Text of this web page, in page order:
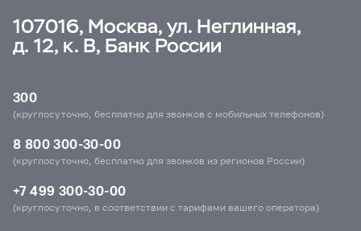
107016, Москва, ул. Неглинная,
д. 12, к. В, Банк России
300
(круглосуточно, бесплатно для звонков с мобильных телефонов)
8 800 300-30-00
(круглосуточно, бесплатно для звонков из регионов России)
+7 499 300-30-00
(круглосуточно, в соответствии с тарифами вашего оператора)